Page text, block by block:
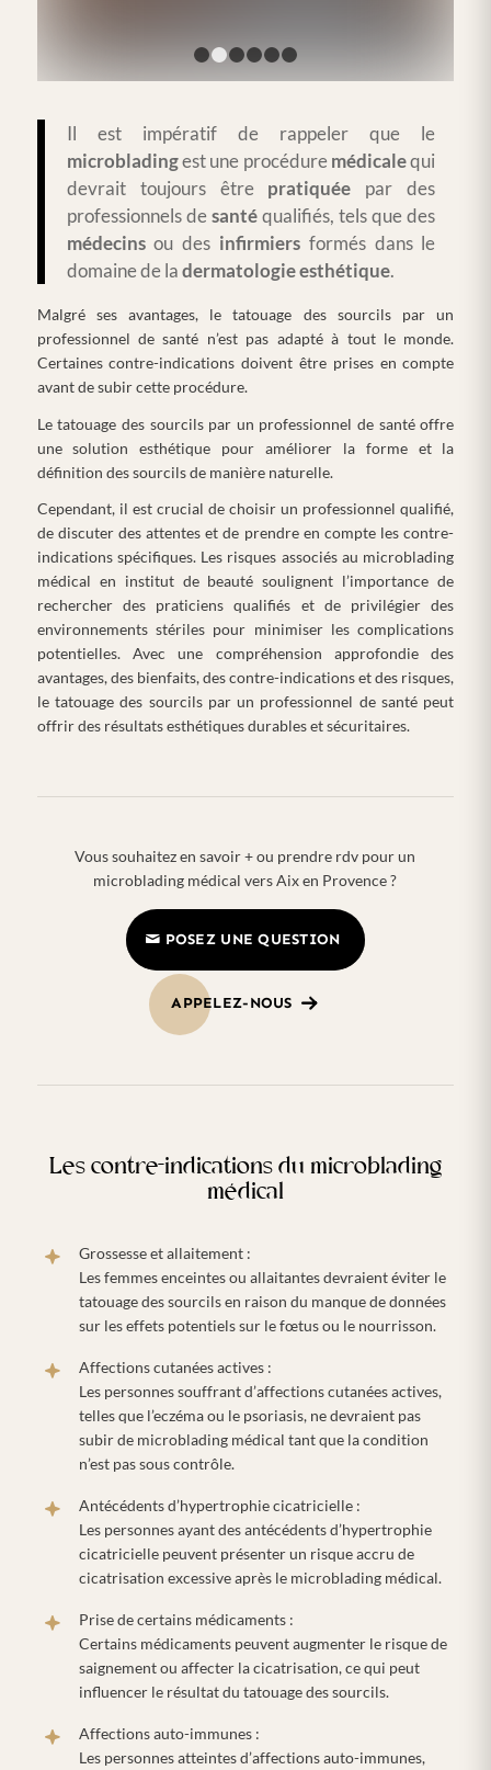
Il est impératif de rappeler que le
microbladingest une procéduremédicalequi
devrait toujours être pratiquée par des
professionnels desantéqualifiés, tels que des
médecinsou des infirmiers formés dans le
domaine de ladermatologieesthétique.
Malgré ses avantages, le tatouage des sourcils par un
professionnel de santé n’est pas adapté à tout le monde.
Certaines contre-indications doivent être prises en compte
avant de subir cette procédure.
Le tatouage des sourcils par un professionnel de santé offre
une solution esthétique pour améliorer la forme et la
définition des sourcils de manière naturelle.
Cependant, il est crucial de choisir un professionnel qualifié,
de discuter des attentes et de prendre en compte les contre-
indications spécifiques. Les risques associés au microblading
médical en institut de beauté soulignent l’importance de
rechercher des praticiens qualifiés et de privilégier des
environnements stériles pour minimiser les complications
potentielles. Avec une compréhension approfondie des
avantages, des bienfaits, des contre-indications et des risques,
le tatouage des sourcils par un professionnel de santé peut
offrir des résultats esthétiques durables et sécuritaires.
Vous souhaitez en savoir + ou prendre rdv pour un
microblading médical vers Aix en Provence ?
POSEZ UNE QUESTION
APPELEZ-NOUS
Les contre-indications du microblading
médical
Grossesse et allaitement :
Les femmes enceintes ou allaitantes devraient éviter le
tatouage des sourcils en raison du manque de données
sur les effets potentiels sur le fœtus ou le nourrisson.
Affections cutanées actives :
Les personnes souffrant d’affections cutanées actives,
telles que l’eczéma ou le psoriasis, ne devraient pas
subir de microblading médical tant que la condition
n’est pas sous contrôle.
Antécédents d’hypertrophie cicatricielle :
Les personnes ayant des antécédents d’hypertrophie
cicatricielle peuvent présenter un risque accru de
cicatrisation excessive après le microblading médical.
Prise de certains médicaments :
Certains médicaments peuvent augmenter le risque de
saignement ou affecter la cicatrisation, ce qui peut
influencer le résultat du tatouage des sourcils.
Affections auto-immunes :
Les personnes atteintes d’affections auto-immunes,